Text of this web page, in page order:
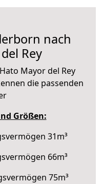
nach
Rey
Mayor del Rey
die passenden
Größen:
31m³
66m³
75m³